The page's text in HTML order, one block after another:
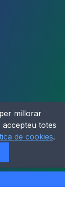
millorar
totes
de cookies.